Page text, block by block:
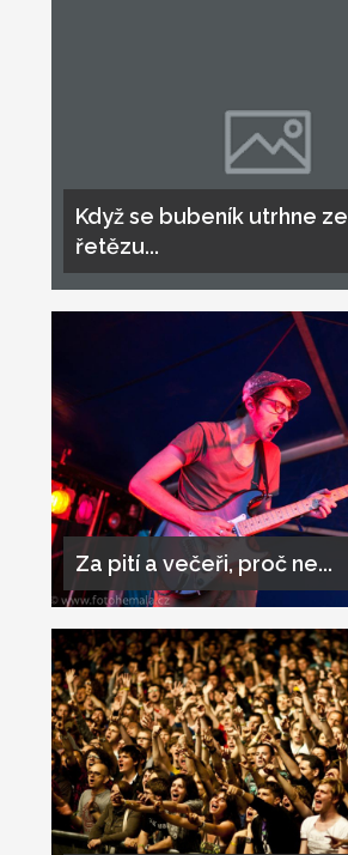
Když se bubeník utrhne ze
řetězu...
Za pití a večeři, proč ne...